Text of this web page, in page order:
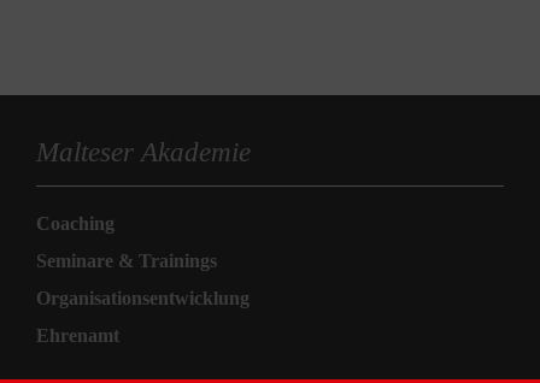
Malteser Akademie
Coaching
Seminare & Trainings
Organisationsentwicklung
Ehrenamt